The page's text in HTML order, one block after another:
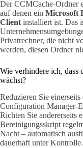
Der CCMCache-Ordner
auf denen ein Microsoft
Clientinstalliert ist. Das
Privatrechner, die nicht
werden, diesen Ordner
Wie verhindere ich,
wächst?
Reduzieren Sie einerseits
Configuration Manager-
Richten Sie andererseits
Bereinigungsskript
Nacht – automatisch
dauerhaft unter Kontrolle.